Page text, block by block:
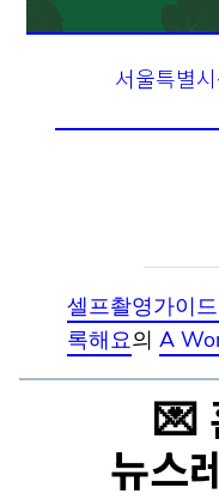
서울특별
셀프촬영가이
록해요의 A
💌
뉴스